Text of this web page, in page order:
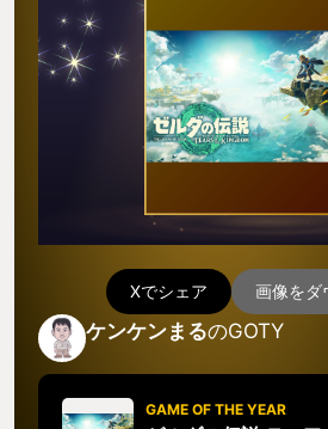
Xでシェア 画像をダ
ケンケンまるのGOTY
GAME OF THE YEAR